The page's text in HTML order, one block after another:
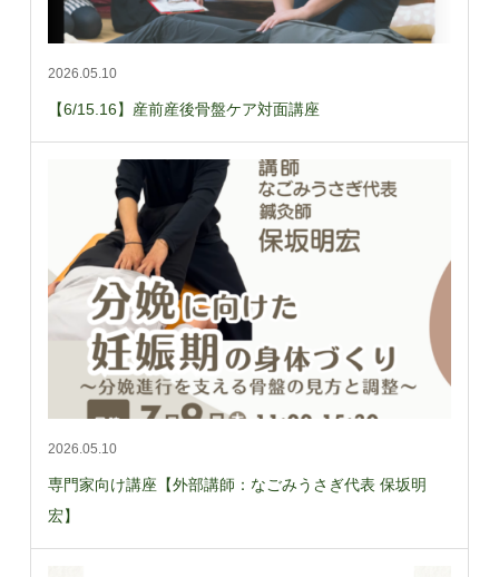
2026.05.10
【6/15.16】産前産後骨盤ケア対面講座
2026.05.10
専門家向け講座【外部講師：なごみうさぎ代表 保坂明
宏】